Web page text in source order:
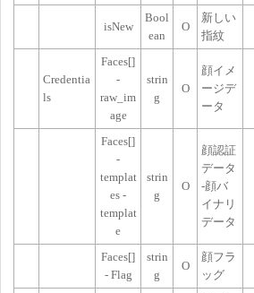
isNew
Bool
ean
O
新しい
指紋
Credentia
ls
Faces[]
-
raw_im
age
strin
g
O
顔イメ
ージデ
ータ
Faces[]
-
templat
es -
templat
e
strin
g
O
顔認証
データ
-顔バ
イナリ
データ
Faces[]
- Flag
strin
g
O
顔フラ
ッグ